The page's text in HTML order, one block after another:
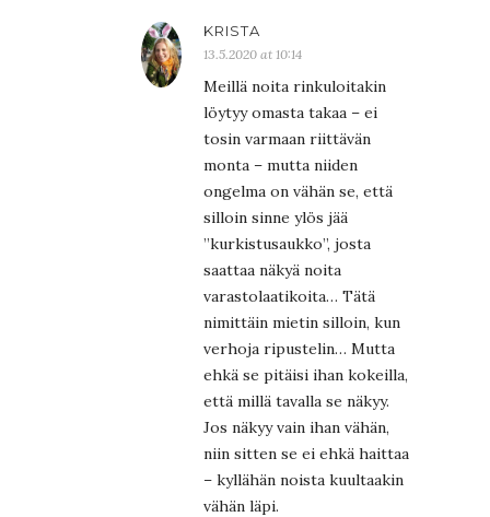
KRISTA
13.5.2020 at 10:14
Meillä noita rinkuloitakin
löytyy omasta takaa – ei
tosin varmaan riittävän
monta – mutta niiden
ongelma on vähän se, että
silloin sinne ylös jää
”kurkistusaukko”, josta
saattaa näkyä noita
varastolaatikoita… Tätä
nimittäin mietin silloin, kun
verhoja ripustelin… Mutta
ehkä se pitäisi ihan kokeilla,
että millä tavalla se näkyy.
Jos näkyy vain ihan vähän,
niin sitten se ei ehkä haittaa
– kyllähän noista kuultaakin
vähän läpi.